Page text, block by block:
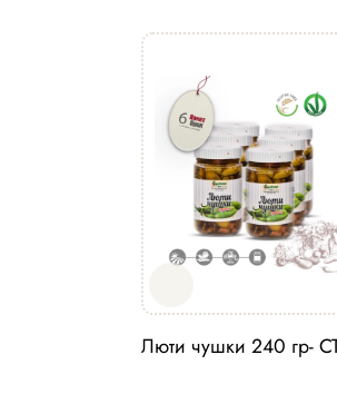
Люти чушки 240 гр-